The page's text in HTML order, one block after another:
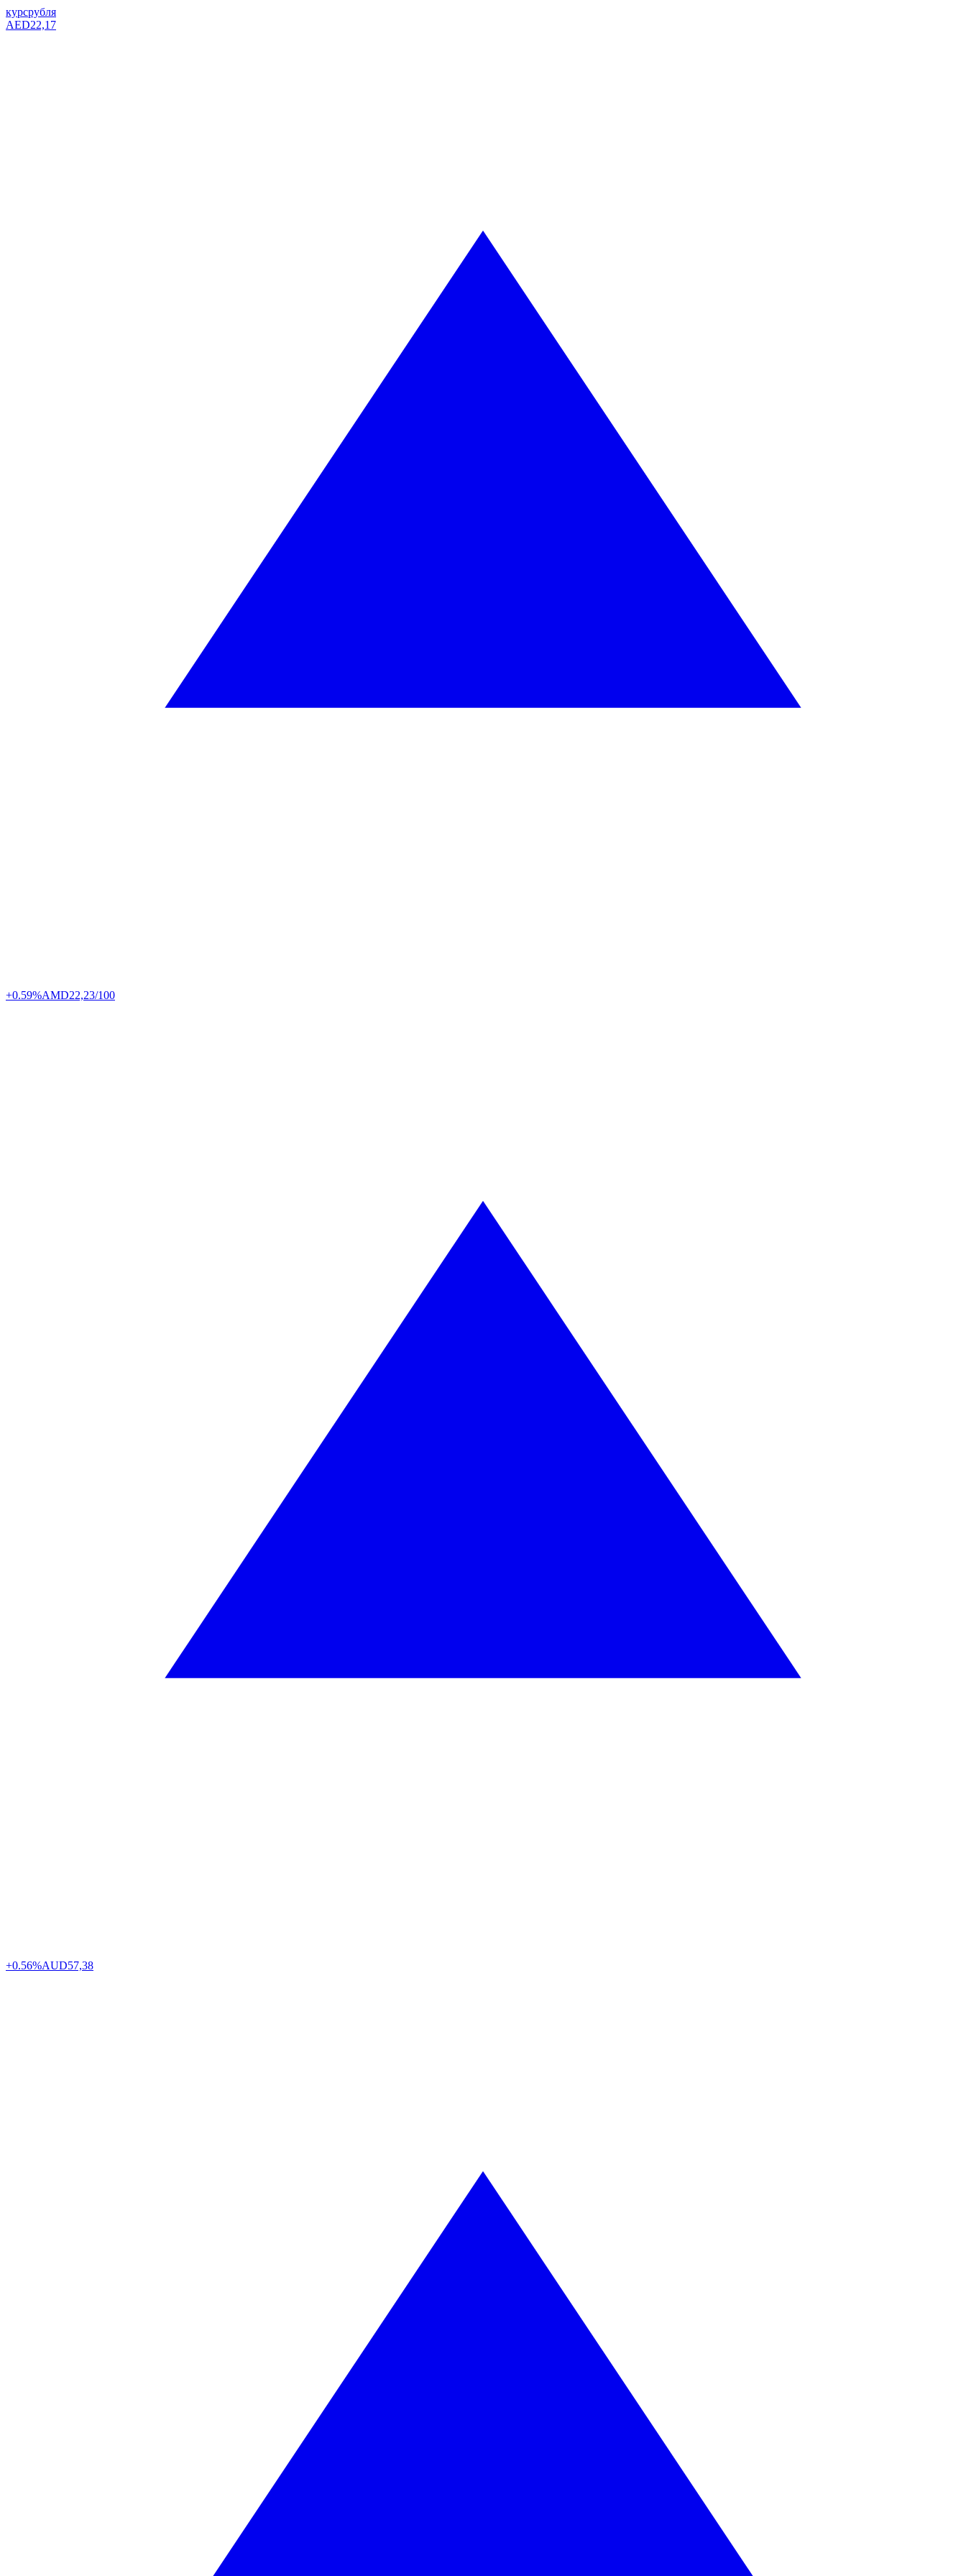
курсрубля
AED22,17
+0.59%AMD22,23/100
+0.56%AUD57,38